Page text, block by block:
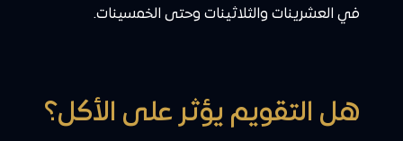
في العشرينات والثلاثينات وحتى الخمسينات.
هل التقويم يؤثر على الأكل؟